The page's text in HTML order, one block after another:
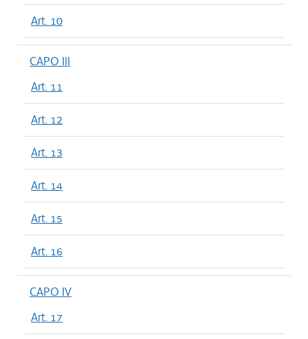
Art. 10
CAPO III
Art. 11
Art. 12
Art. 13
Art. 14
Art. 15
Art. 16
CAPO IV
Art. 17